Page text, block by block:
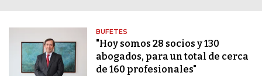
BUFETES
"Hoy somos 28 socios y 130
abogados, para un total de cerca
de 160 profesionales"